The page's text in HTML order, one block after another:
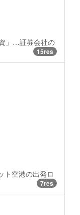
」…証券会社の
15res
ト空港の出発ロ
7res